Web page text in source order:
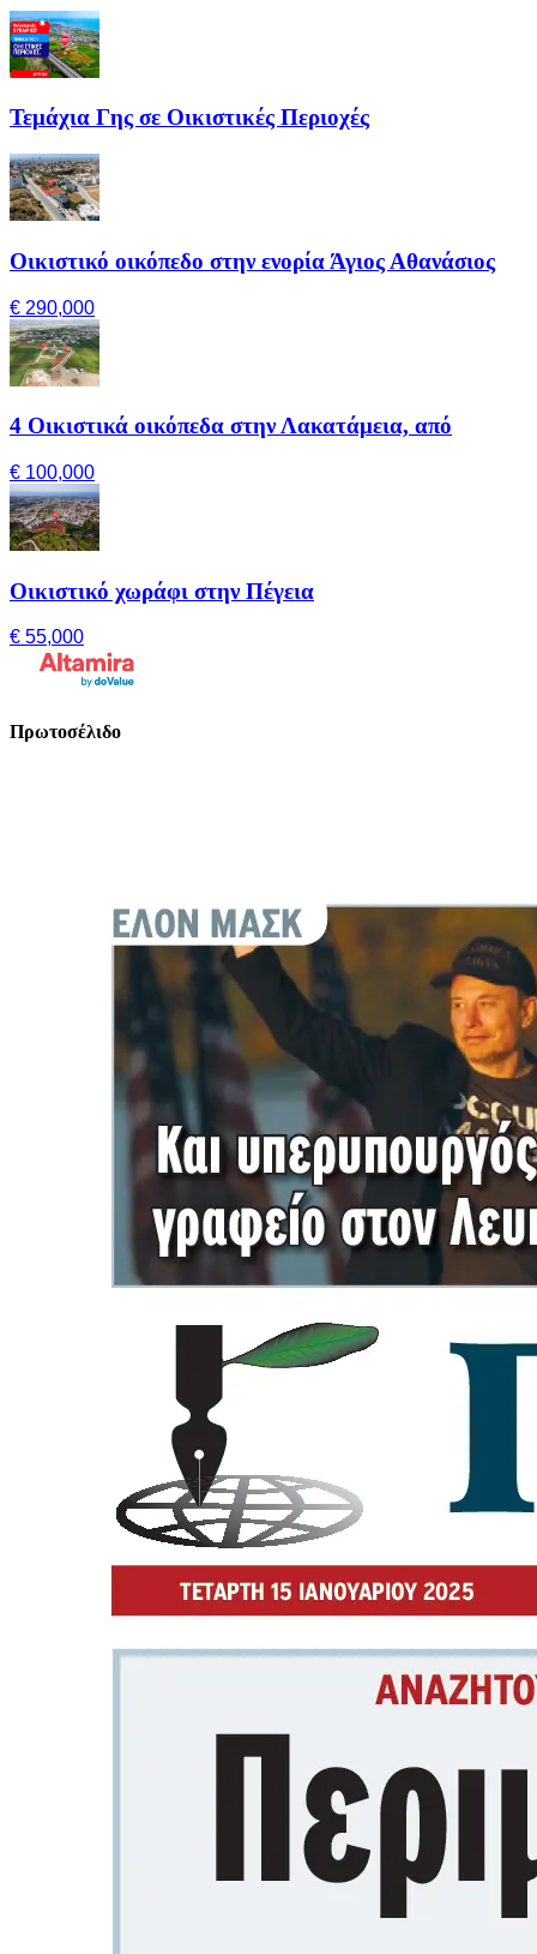
Τεμάχια Γης σε Οικιστικές Περιοχές
Οικιστικό οικόπεδο στην ενορία Άγιος Αθανάσιος
€ 290,000
4 Οικιστικά οικόπεδα στην Λακατάμεια, από
€ 100,000
Οικιστικό χωράφι στην Πέγεια
€ 55,000
Πρωτοσέλιδο